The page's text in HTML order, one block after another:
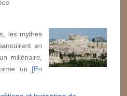
les mythes
en
millénaire,
un [En